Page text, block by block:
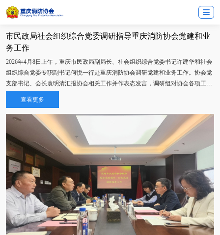
市民政局社会组织综合党委调研指导重庆消防协会党建和业
务工作
2026年4月8日上午，重庆市民政局副局长、社会组织综合党委书记许建华和社会
组织综合党委专职副书记何悦一行赴重庆消防协会调研党建和业务工作。协会党
支部书记、会长袁明清汇报协会相关工作并作表态发言，调研组对协会各项工作
查看更多